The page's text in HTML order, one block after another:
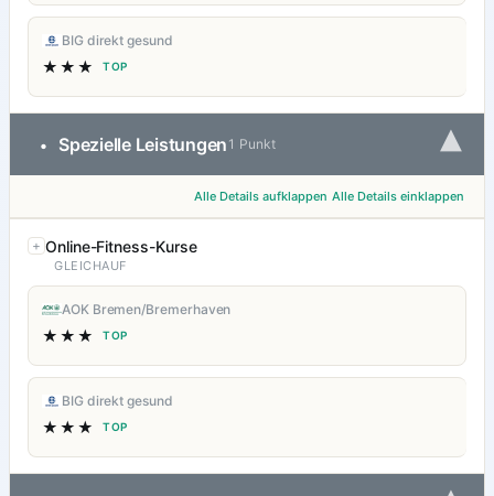
BIG direkt gesund
★★★ TOP
• Spezielle Leistungen 1 Punkt ▾
Alle Details aufklappen Alle Details einklappen
Online-Fitness-Kurse
GLEICHAUF
AOK Bremen/Bremerhaven
★★★ TOP
BIG direkt gesund
★★★ TOP